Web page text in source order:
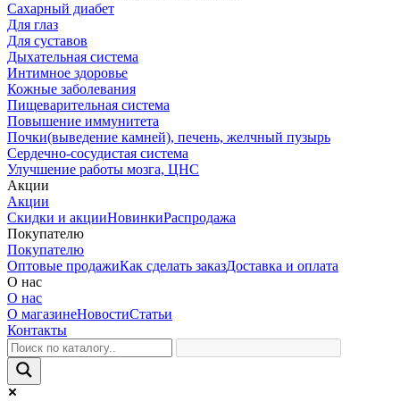
Cахарный диабет
Для глаз
Для суставов
Дыхательная система
Интимное здоровье
Кожные заболевания
Пищеварительная система
Повышение иммунитета
Почки(выведение камней), печень, желчный пузырь
Сердечно-сосудистая система
Улучшение работы мозга, ЦНС
Акции
Акции
Скидки и акцииНовинкиРаспродажа
Покупателю
Покупателю
Оптовые продажиКак сделать заказДоставка и оплата
О нас
О нас
О магазинеНовостиСтатьи
Контакты